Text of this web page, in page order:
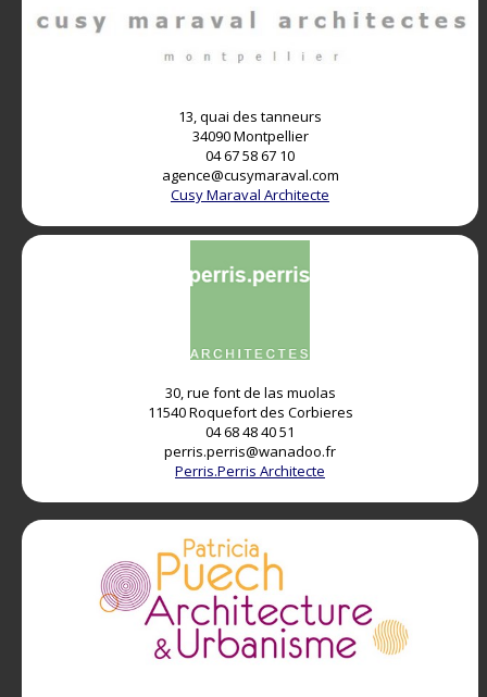
13, quai des tanneurs
34090 Montpellier
04 67 58 67 10
agence@cusymaraval.com
Cusy Maraval Architecte
30, rue font de las muolas
11540 Roquefort des Corbieres
04 68 48 40 51
perris.perris@wanadoo.fr
Perris.Perris Architecte